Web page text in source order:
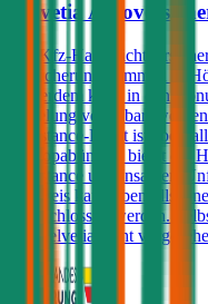
Helvetia
Die Kfz-
Versicherungssummen in
Außerdem kann in den
Regelung vereinbart
Assistance-Paket ist
„Europabündel“ bietet die
Assistance und Insassen-
Aufpreis kann ebenfalls
abgeschlossen werden.
der Helvetia nicht